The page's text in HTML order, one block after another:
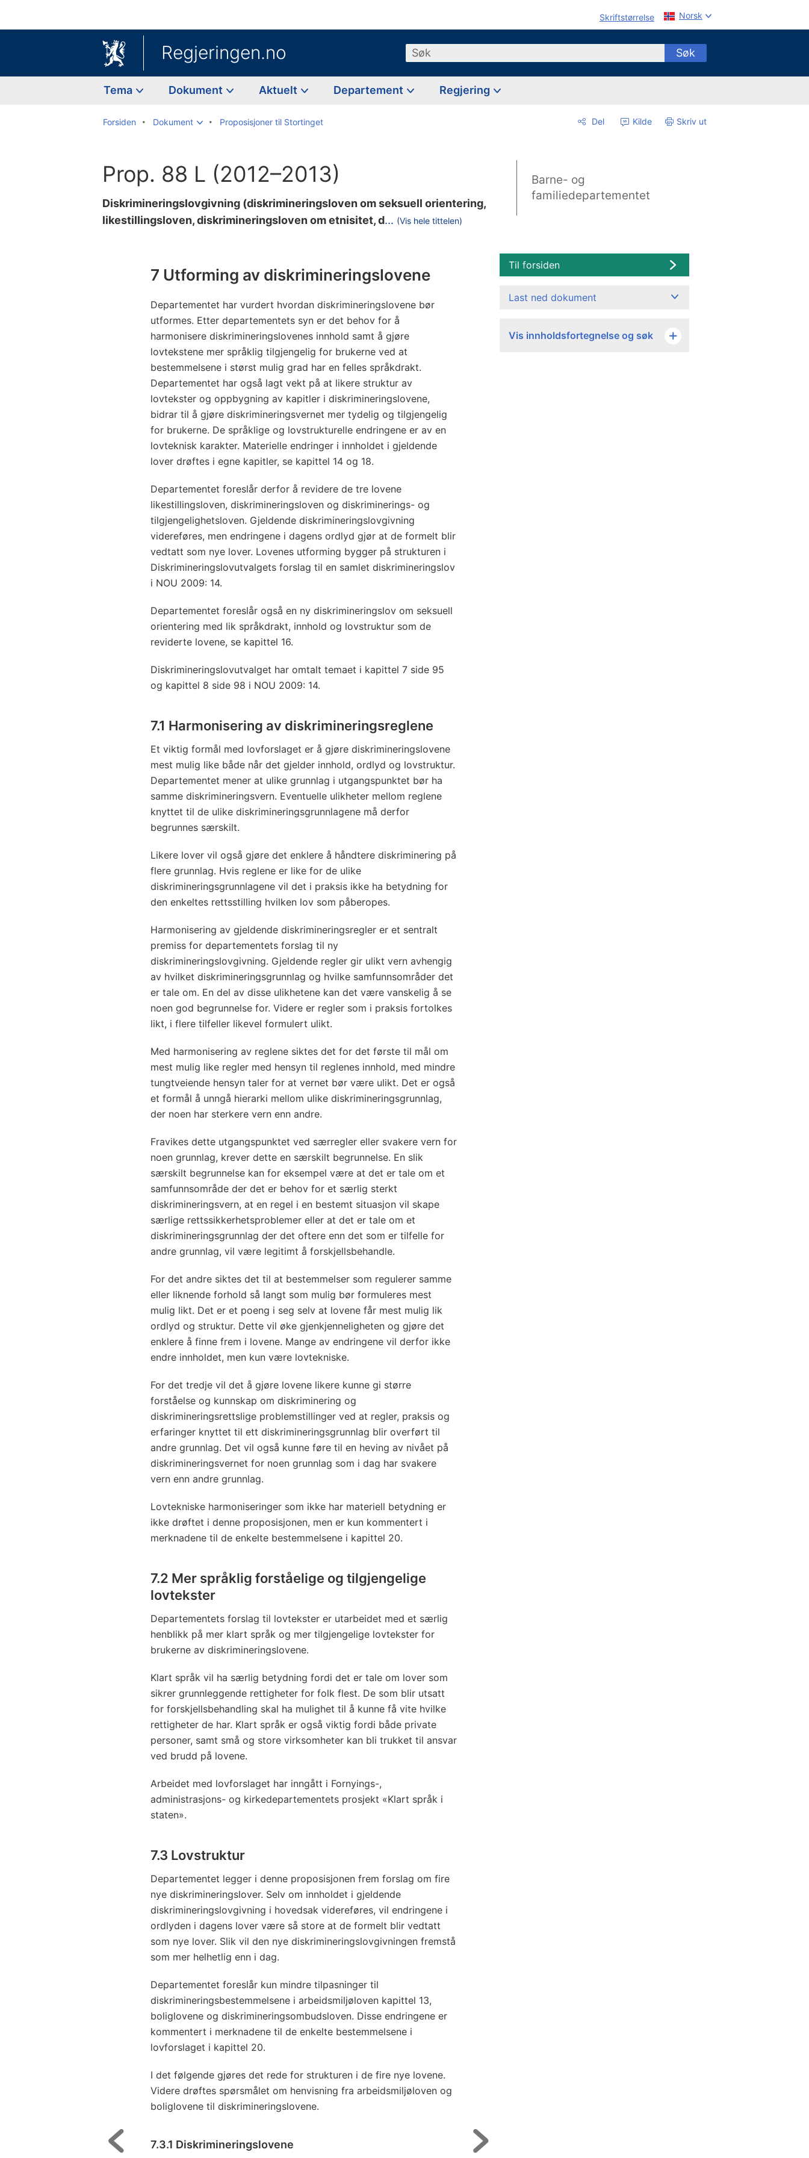
Skriftstørrelse Norsk
Regjeringen.no Søk Søk
Tema Dokument Aktuelt Departement Regjering
Forsiden Dokument Proposisjoner til Stortinget Del Kilde Skriv ut
Prop. 88 L (2012–2013)
Diskrimineringslovgivning (diskrimineringsloven om seksuell orientering,
likestillingsloven, diskrimineringsloven om etnisitet, d... (Vis hele tittelen)
Barne- og
familiedepartementet
7 Utforming av diskrimineringslovene
Departementet har vurdert hvordan diskrimineringslovene bør
utformes. Etter departementets syn er det behov for å
harmonisere diskrimineringslovenes innhold samt å gjøre
lovtekstene mer språklig tilgjengelig for brukerne ved at
bestemmelsene i størst mulig grad har en felles språkdrakt.
Departementet har også lagt vekt på at likere struktur av
lovtekster og oppbygning av kapitler i diskrimineringslovene,
bidrar til å gjøre diskrimineringsvernet mer tydelig og tilgjengelig
for brukerne. De språklige og lovstrukturelle endringene er av en
lovteknisk karakter. Materielle endringer i innholdet i gjeldende
lover drøftes i egne kapitler, se kapittel 14 og 18.
Departementet foreslår derfor å revidere de tre lovene
likestillingsloven, diskrimineringsloven og diskriminerings- og
tilgjengelighetsloven. Gjeldende diskrimineringslovgivning
videreføres, men endringene i dagens ordlyd gjør at de formelt blir
vedtatt som nye lover. Lovenes utforming bygger på strukturen i
Diskrimineringslovutvalgets forslag til en samlet diskrimineringslov
i NOU 2009: 14.
Departementet foreslår også en ny diskrimineringslov om seksuell
orientering med lik språkdrakt, innhold og lovstruktur som de
reviderte lovene, se kapittel 16.
Diskrimineringslovutvalget har omtalt temaet i kapittel 7 side 95
og kapittel 8 side 98 i NOU 2009: 14.
7.1 Harmonisering av diskrimineringsreglene
Et viktig formål med lovforslaget er å gjøre diskrimineringslovene
mest mulig like både når det gjelder innhold, ordlyd og lovstruktur.
Departementet mener at ulike grunnlag i utgangspunktet bør ha
samme diskrimineringsvern. Eventuelle ulikheter mellom reglene
knyttet til de ulike diskrimineringsgrunnlagene må derfor
begrunnes særskilt.
Likere lover vil også gjøre det enklere å håndtere diskriminering på
flere grunnlag. Hvis reglene er like for de ulike
diskrimineringsgrunnlagene vil det i praksis ikke ha betydning for
den enkeltes rettsstilling hvilken lov som påberopes.
Harmonisering av gjeldende diskrimineringsregler er et sentralt
premiss for departementets forslag til ny
diskrimineringslovgivning. Gjeldende regler gir ulikt vern avhengig
av hvilket diskrimineringsgrunnlag og hvilke samfunnsområder det
er tale om. En del av disse ulikhetene kan det være vanskelig å se
noen god begrunnelse for. Videre er regler som i praksis fortolkes
likt, i flere tilfeller likevel formulert ulikt.
Med harmonisering av reglene siktes det for det første til mål om
mest mulig like regler med hensyn til reglenes innhold, med mindre
tungtveiende hensyn taler for at vernet bør være ulikt. Det er også
et formål å unngå hierarki mellom ulike diskrimineringsgrunnlag,
der noen har sterkere vern enn andre.
Fravikes dette utgangspunktet ved særregler eller svakere vern for
noen grunnlag, krever dette en særskilt begrunnelse. En slik
særskilt begrunnelse kan for eksempel være at det er tale om et
samfunnsområde der det er behov for et særlig sterkt
diskrimineringsvern, at en regel i en bestemt situasjon vil skape
særlige rettssikkerhetsproblemer eller at det er tale om et
diskrimineringsgrunnlag der det oftere enn det som er tilfelle for
andre grunnlag, vil være legitimt å forskjellsbehandle.
For det andre siktes det til at bestemmelser som regulerer samme
eller liknende forhold så langt som mulig bør formuleres mest
mulig likt. Det er et poeng i seg selv at lovene får mest mulig lik
ordlyd og struktur. Dette vil øke gjenkjenneligheten og gjøre det
enklere å finne frem i lovene. Mange av endringene vil derfor ikke
endre innholdet, men kun være lovtekniske.
For det tredje vil det å gjøre lovene likere kunne gi større
forståelse og kunnskap om diskriminering og
diskrimineringsrettslige problemstillinger ved at regler, praksis og
erfaringer knyttet til ett diskrimineringsgrunnlag blir overført til
andre grunnlag. Det vil også kunne føre til en heving av nivået på
diskrimineringsvernet for noen grunnlag som i dag har svakere
vern enn andre grunnlag.
Lovtekniske harmoniseringer som ikke har materiell betydning er
ikke drøftet i denne proposisjonen, men er kun kommentert i
merknadene til de enkelte bestemmelsene i kapittel 20.
7.2 Mer språklig forståelige og tilgjengelige
lovtekster
Departementets forslag til lovtekster er utarbeidet med et særlig
henblikk på mer klart språk og mer tilgjengelige lovtekster for
brukerne av diskrimineringslovene.
Klart språk vil ha særlig betydning fordi det er tale om lover som
sikrer grunnleggende rettigheter for folk flest. De som blir utsatt
for forskjellsbehandling skal ha mulighet til å kunne få vite hvilke
rettigheter de har. Klart språk er også viktig fordi både private
personer, samt små og store virksomheter kan bli trukket til ansvar
ved brudd på lovene.
Arbeidet med lovforslaget har inngått i Fornyings-,
administrasjons- og kirkedepartementets prosjekt «Klart språk i
staten».
7.3 Lovstruktur
Departementet legger i denne proposisjonen frem forslag om fire
nye diskrimineringslover. Selv om innholdet i gjeldende
diskrimineringslovgivning i hovedsak videreføres, vil endringene i
ordlyden i dagens lover være så store at de formelt blir vedtatt
som nye lover. Slik vil den nye diskrimineringslovgivningen fremstå
som mer helhetlig enn i dag.
Departementet foreslår kun mindre tilpasninger til
diskrimineringsbestemmelsene i arbeidsmiljøloven kapittel 13,
boliglovene og diskrimineringsombudsloven. Disse endringene er
kommentert i merknadene til de enkelte bestemmelsene i
lovforslaget i kapittel 20.
I det følgende gjøres det rede for strukturen i de fire nye lovene.
Videre drøftes spørsmålet om henvisning fra arbeidsmiljøloven og
boliglovene til diskrimineringslovene.
7.3.1 Diskrimineringslovene
Til forsiden
Last ned dokument
Vis innholdsfortegnelse og søk